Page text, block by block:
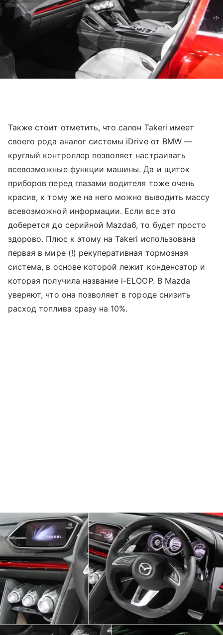
Также стоит отметить, что салон Takeri имеет
своего рода аналог системы iDrive от BMW —
круглый контроллер позволяет настраивать
всевозможные функции машины. Да и щиток
приборов перед глазами водителя тоже очень
красив, к тому же на него можно выводить массу
всевозможной информации. Если все это
доберется до серийной Mazda6, то будет просто
здорово. Плюс к этому на Takeri использована
первая в мире (!) рекуперативная тормозная
система, в основе которой лежит конденсатор и
которая получила название i-ELOOP. В Mazda
уверяют, что она позволяет в городе снизить
расход топлива сразу на 10%.